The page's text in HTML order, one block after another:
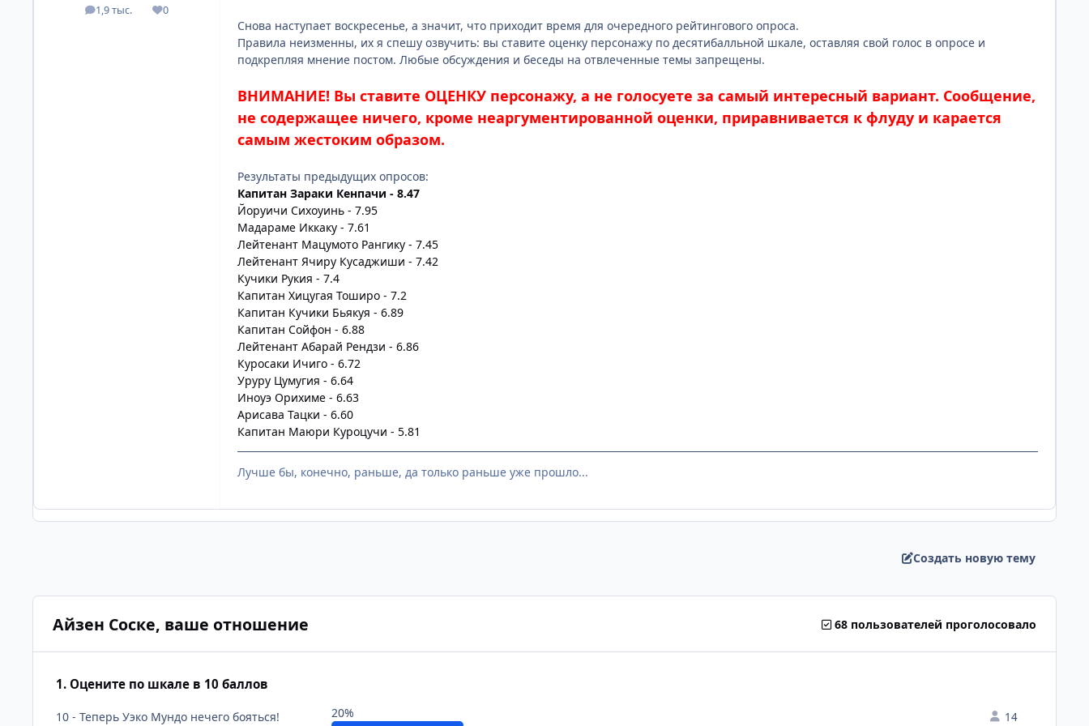
1,9 тыс.
посты 0
Репутация
Снова наступает воскресенье, а значит, что приходит время для очередного рейтингового опроса.
Правила неизменны, их я спешу озвучить: вы ставите оценку персонажу по десятибалльной шкале, оставляя свой голос в опросе и
подкрепляя мнение постом. Любые обсуждения и беседы на отвлеченные темы запрещены.
ВНИМАНИЕ! Вы ставите ОЦЕНКУ персонажу, а не голосуете за самый интересный вариант. Сообщение,
не содержащее ничего, кроме неаргументированной оценки, приравнивается к флуду и карается
самым жестоким образом.
Результаты предыдущих опросов:
Капитан Зараки Кенпачи - 8.47
Йоруичи Сихоуинь - 7.95
Мадараме Иккаку - 7.61
Лейтенант Мацумото Рангику - 7.45
Лейтенант Ячиру Кусаджиши - 7.42
Кучики Рукия - 7.4
Капитан Хицугая Тоширо - 7.2
Капитан Кучики Бьякуя - 6.89
Капитан Сойфон - 6.88
Лейтенант Абарай Рендзи - 6.86
Куросаки Ичиго - 6.72
Уруру Цумугия - 6.64
Иноуэ Орихиме - 6.63
Арисава Тацки - 6.60
Капитан Маюри Куроцучи - 5.81
Лучше бы, конечно, раньше, да только раньше уже прошло...
Создать новую тему
Айзен Соске, ваше отношение 68 пользователей проголосовало
1. Оцените по шкале в 10 баллов
10 - Теперь Уэко Мундо нечего бояться! 20% 14